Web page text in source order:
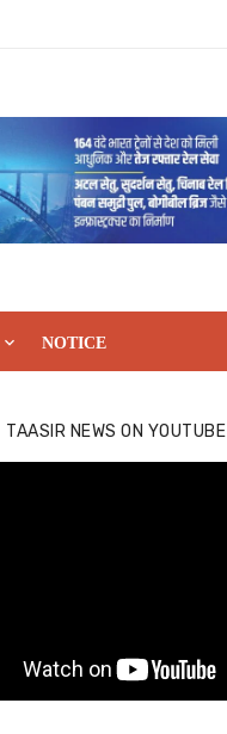
NOTICE
TAASIR NEWS ON YOUTUBE